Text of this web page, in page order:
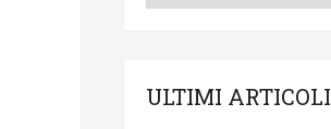
ULTIMI ARTICOLI